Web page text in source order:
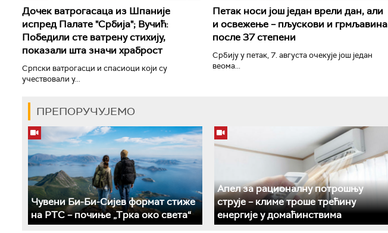
Дочек ватрогасаца из Шпаније
испред Палате "Србија"; Вучић:
Победили сте ватрену стихију,
показали шта значи храброст
Српски ватрогасци и спасиоци који су
учествовали у...
Петак носи још један врели дан, али
и освежење – пљускови и грмљавина
после 37 степени
Србију у петак, 7. августа очекује још један
веома...
ПРЕПОРУЧУЈЕМО
Чувени Би-Би-Сијев формат стиже
на РТС – почиње „Трка око света“
Апел за рационалну потрошњу
струје – климе троше трећину
енергије у домаћинствима